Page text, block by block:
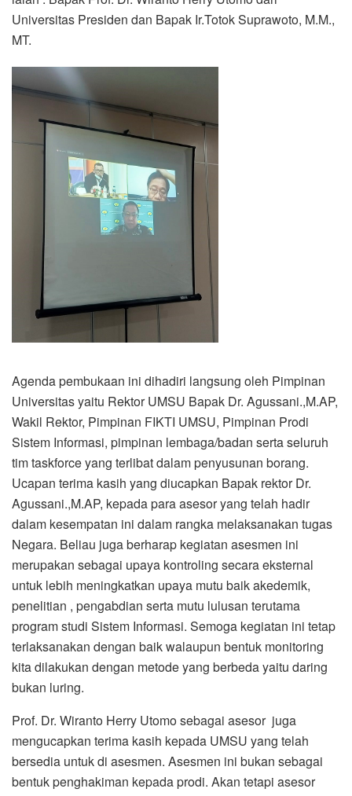
Universitas Presiden dan Bapak Ir.Totok Suprawoto, M.M.,
MT.
Agenda pembukaan ini dihadiri langsung oleh Pimpinan
Universitas yaitu Rektor UMSU Bapak Dr. Agussani.,M.AP,
Wakil Rektor, Pimpinan FIKTI UMSU, Pimpinan Prodi
Sistem Informasi, pimpinan lembaga/badan serta seluruh
tim taskforce yang terlibat dalam penyusunan borang.
Ucapan terima kasih yang diucapkan Bapak rektor Dr.
Agussani.,M.AP, kepada para asesor yang telah hadir
dalam kesempatan ini dalam rangka melaksanakan tugas
Negara. Beliau juga berharap kegiatan asesmen ini
merupakan sebagai upaya kontroling secara eksternal
untuk lebih meningkatkan upaya mutu baik akedemik,
penelitian , pengabdian serta mutu lulusan terutama
program studi Sistem Informasi. Semoga kegiatan ini tetap
terlaksanakan dengan baik walaupun bentuk monitoring
kita dilakukan dengan metode yang berbeda yaitu daring
bukan luring.
Prof. Dr. Wiranto Herry Utomo sebagai asesor juga
mengucapkan terima kasih kepada UMSU yang telah
bersedia untuk di asesmen. Asesmen ini bukan sebagai
bentuk penghakiman kepada prodi. Akan tetapi asesor